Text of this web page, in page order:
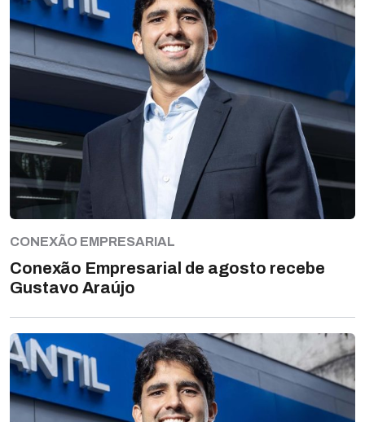
CONEXÃO EMPRESARIAL
Conexão Empresarial de agosto recebe
Gustavo Araújo